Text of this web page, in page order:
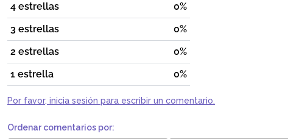
4 estrellas
0%
3 estrellas
0%
2 estrellas
0%
1 estrella
0%
Por favor, inicia sesión para escribir un comentario.